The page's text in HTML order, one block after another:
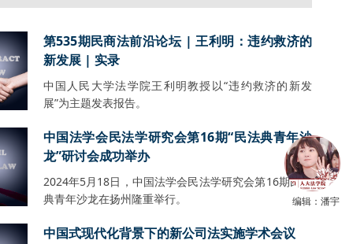
第535期民商法前沿论坛 | 王利明：违约救济的
新发展 | 实录
中国人民大学法学院王利明教授以“违约救济的新发
展”为主题发表报告。
中国法学会民法学研究会第16期“民法典青年沙
龙”研讨会成功举办
2024年5月18日，中国法学会民法学研究会第16期民法
典青年沙龙在扬州隆重举行。
中国式现代化背景下的新公司法实施学术会议
编辑：潘宇